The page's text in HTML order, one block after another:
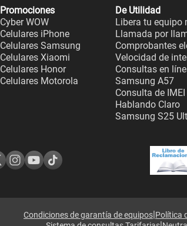
Promociones
Cyber WOW
Celulares iPhone
Celulares Samsung
Celulares Xiaomi
Celulares Honor
Celulares Motorola
De Utilidad
Libera tu equipo
Llamada por
Comprobantes
Velocidad de
Consultas en
Samsung A57
Consulta de IMEI
Hablando Claro
Samsung S25
Condiciones de garantía de equipos|Política